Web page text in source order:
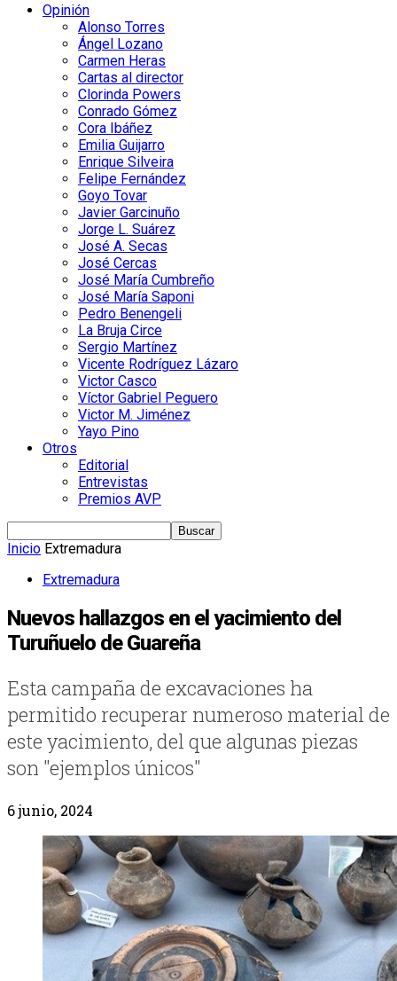
Opinión
Alonso Torres
Ángel Lozano
Carmen Heras
Cartas al director
Clorinda Powers
Conrado Gómez
Cora Ibáñez
Emilia Guijarro
Enrique Silveira
Felipe Fernández
Goyo Tovar
Javier Garcinuño
Jorge L. Suárez
José A. Secas
José Cercas
José María Cumbreño
José María Saponi
Pedro Benengeli
La Bruja Circe
Sergio Martínez
Vicente Rodríguez Lázaro
Victor Casco
Víctor Gabriel Peguero
Victor M. Jiménez
Yayo Pino
Otros
Editorial
Entrevistas
Premios AVP
Inicio Extremadura
Extremadura
Nuevos hallazgos en el yacimiento del
Turuñuelo de Guareña
Esta campaña de excavaciones ha
permitido recuperar numeroso material de
este yacimiento, del que algunas piezas
son "ejemplos únicos"
6 junio, 2024